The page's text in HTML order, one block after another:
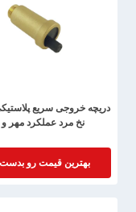
نخ مرد عملکرد مهر
بهترین قیمت رو بدست